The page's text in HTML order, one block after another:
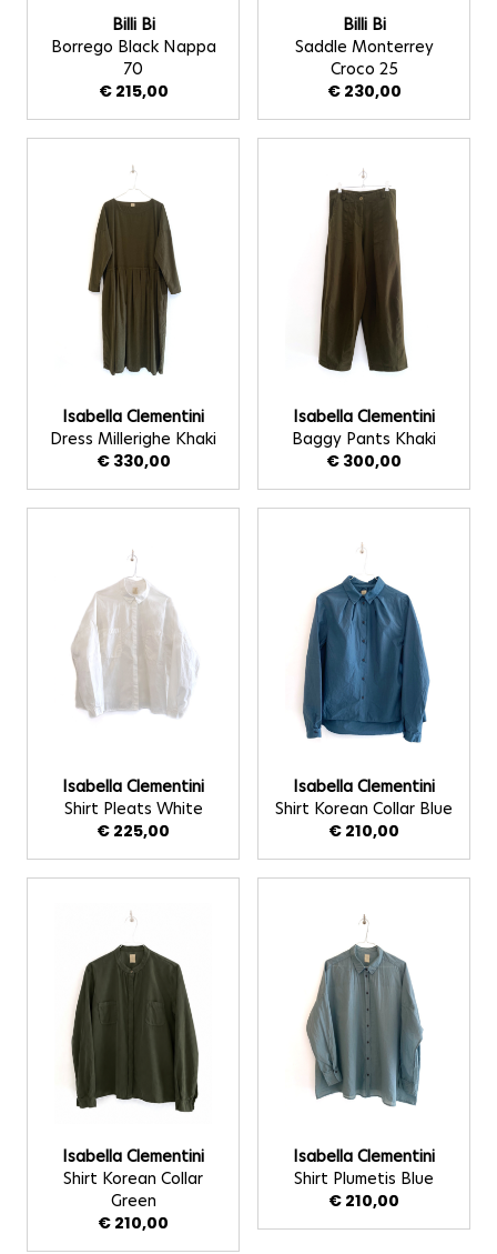
Billi Bi
Borrego Black Nappa
70
€ 215,00
Billi Bi
Saddle Monterrey
Croco 25
€ 230,00
Isabella Clementini
Dress Millerighe Khaki
€ 330,00
Isabella Clementini
Baggy Pants Khaki
€ 300,00
Isabella Clementini
Shirt Pleats White
€ 225,00
Isabella Clementini
Shirt Korean Collar Blue
€ 210,00
Isabella Clementini
Shirt Korean Collar
Green
€ 210,00
Isabella Clementini
Shirt Plumetis Blue
€ 210,00